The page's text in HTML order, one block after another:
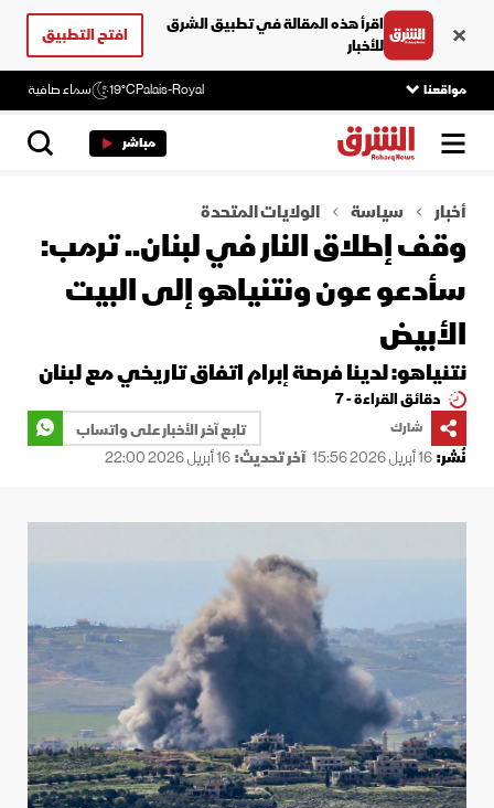
اقرأ هذه المقالة في تطبيق الشرق
للأخبار
افتح التطبيق
مواقعنا Palais-Royal
19°C سماء صافية
مباشر
أخبار سياسة الولايات المتحدة
وقف إطلاق النار في لبنان.. ترمب:
سأدعو عون ونتنياهو إلى البيت
الأبيض
نتنياهو: لدينا فرصة إبرام اتفاق تاريخي مع لبنان
دقائق القراءة - 7
شارك
تابع آخر الأخبار على واتساب
نُشر:16 أبريل 2026 15:56 آخر تحديث:16 أبريل 2026 22:00